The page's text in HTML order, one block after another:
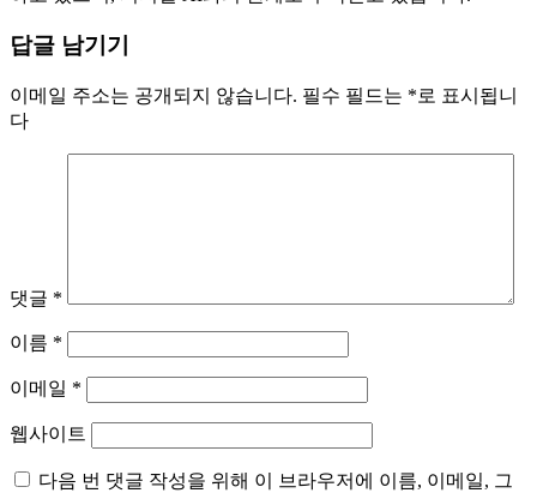
답글 남기기
이메일 주소는 공개되지 않습니다. 필수 필드는 *로 표시됩니
다
댓글 *
이름 *
이메일 *
웹사이트
다음 번 댓글 작성을 위해 이 브라우저에 이름, 이메일, 그